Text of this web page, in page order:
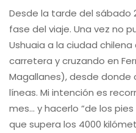
Desde la tarde del sábado
fase del viaje. Una vez no
Ushuaia a la ciudad
carretera y cruzando en
Magallanes), desde
líneas. Mi intención es
mes… y hacerlo “de los
que supera los 4000